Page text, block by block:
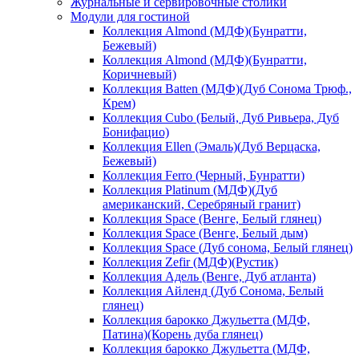
Модули для гостиной
Коллекция Almond (МДФ)(Бунратти,
Бежевый)
Коллекция Almond (МДФ)(Бунратти,
Коричневый)
Коллекция Batten (МДФ)(Дуб Сонома Трюф.,
Крем)
Коллекция Cubo (Белый, Дуб Ривьера, Дуб
Бонифацио)
Коллекция Ellen (Эмаль)(Дуб Верцаска,
Бежевый)
Коллекция Ferro (Черный, Бунратти)
Коллекция Platinum (МДФ)(Дуб
американский, Серебряный гранит)
Коллекция Space (Венге, Белый глянец)
Коллекция Space (Венге, Белый дым)
Коллекция Space (Дуб сонома, Белый глянец)
Коллекция Zefir (МДФ)(Рустик)
Коллекция Адель (Венге, Дуб атланта)
Коллекция Айленд (Дуб Сонома, Белый
глянец)
Коллекция барокко Джульетта (МДФ,
Патина)(Корень дуба глянец)
Коллекция барокко Джульетта (МДФ,